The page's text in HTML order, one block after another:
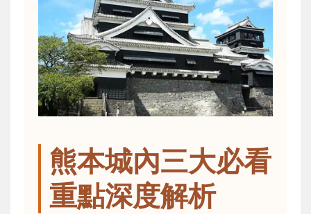
熊本城內三大必看
重點深度解析